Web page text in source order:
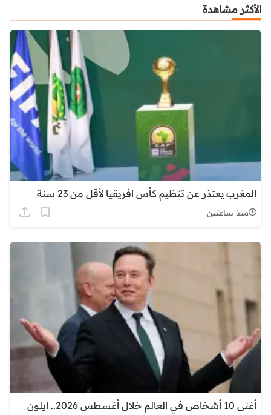
الأكثر مشاهدة
المغرب يعتذر عن تنظيم كأس إفريقيا لأقل من 23 سنة
منذ ساعتين
أغنى 10 أشخاص في العالم خلال أغسطس 2026.. إيلون